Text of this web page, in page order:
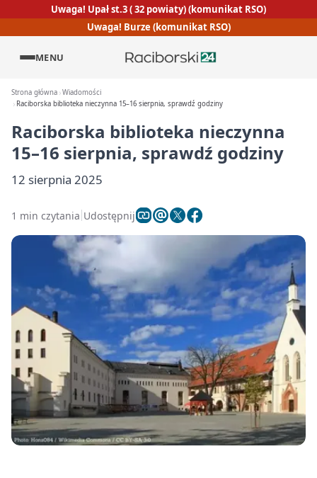
Uwaga! Upał st.3 ( 32 powiaty) (komunikat RSO)
Uwaga! Burze (komunikat RSO)
MENU
Strona główna Wiadomości
Raciborska biblioteka nieczynna 15–16 sierpnia, sprawdź godziny
Raciborska biblioteka nieczynna
15–16 sierpnia, sprawdź godziny
12 sierpnia 2025
1 min czytania Udostępnij